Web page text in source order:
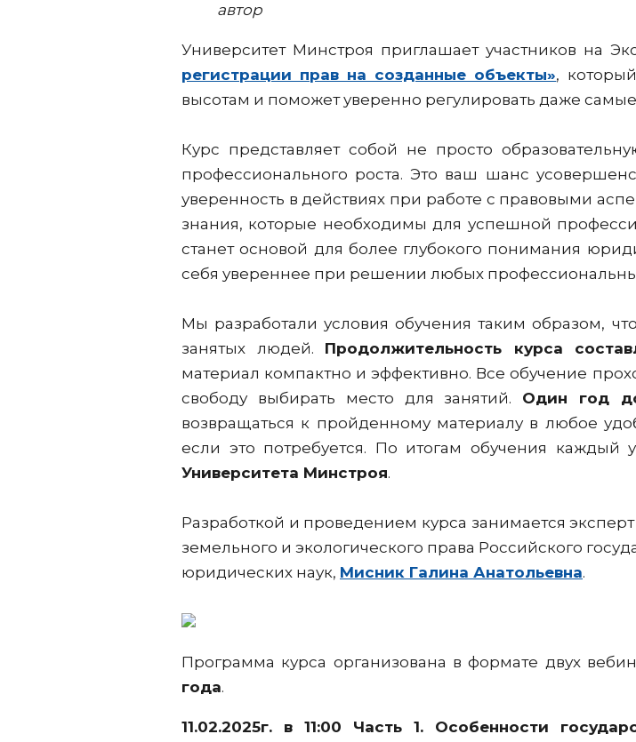
автор
Университет Минстроя приглашает участников на
регистрации прав на созданные объекты»,
высотам и поможет уверенно регулировать даже
Курс представляет собой не просто
профессионального роста. Это ваш шанс
уверенность в действиях при работе с правовыми
знания, которые необходимы для успешной
станет основой для более глубокого понимания
себя увереннее при решении любых
Мы разработали условия обучения таким образом,
занятых людей. Продолжительность курса
материал компактно и эффективно. Все обучение
свободу выбирать место для занятий. Один год
возвращаться к пройденному материалу в любое
если это потребуется. По итогам обучения каждый
Университета Минстроя.
Разработкой и проведением курса занимается
земельного и экологического права Российского
юридических наук, Мисник Галина Анатольевна.
Программа курса организована в формате двух
года.
11.02.2025г. в 11:00 Часть 1. Особенности